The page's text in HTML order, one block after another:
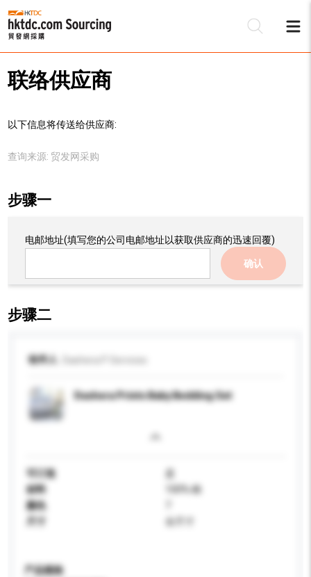
联络供应商
以下信息将传送给供应商:
查询来源: 贸发网采购
步骤一
电邮地址(填写您的公司电邮地址以获取供应商的迅速回覆)
确认
步骤二
收件人
Dashera Prints Baby Bedding Set
可订造
是
材料
100% 棉
颜色
全尺寸
产品规格